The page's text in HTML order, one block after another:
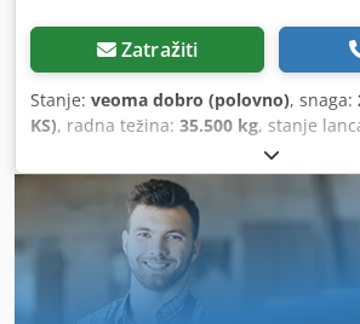
Zatražiti
Stanje: veoma dobro (polovno), snaga:
KS), radna težina: 35.500 kg, stanje
, radni sati:
klima uređaj, CASE CX330 Godina
sati: 9.139 sati Zatvorena kabina
Centralno podmazivanje Standardna
3,30 m Kompletna hidraulička instalacija
makaze) Brza spojnica OQ80 1 x kašika
klešta – funkcionišu, potrebna je